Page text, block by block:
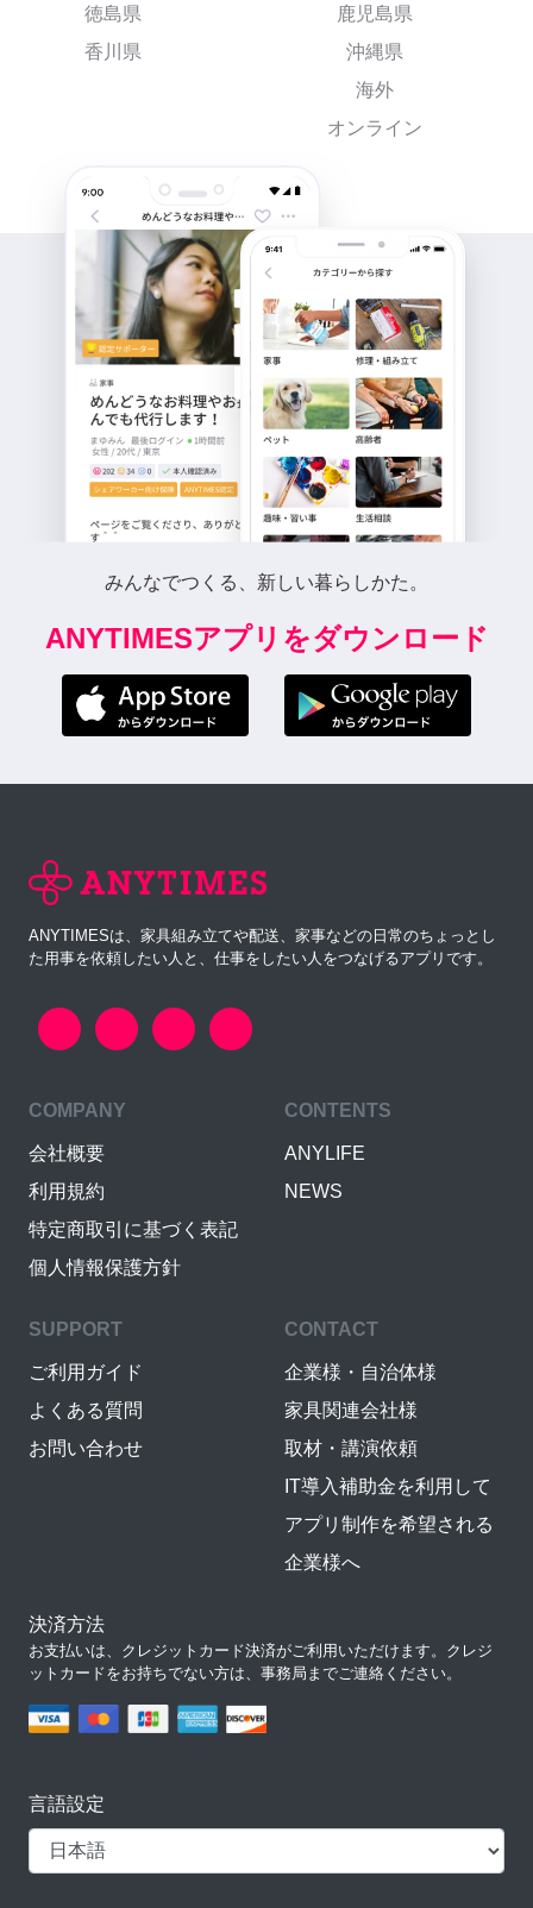
徳島県
香川県
鹿児島県
沖縄県
海外
オンライン
みんなでつくる、新しい暮らしかた。
ANYTIMESアプリをダウンロード
ANYTIMESは、家具組み立てや配送、家事などの日常のちょっとし
た用事を依頼したい人と、仕事をしたい人をつなげるアプリです。
COMPANY
会社概要
利用規約
特定商取引に基づく表記
個人情報保護方針
CONTENTS
ANYLIFE
NEWS
SUPPORT
ご利用ガイド
よくある質問
お問い合わせ
CONTACT
企業様・自治体様
家具関連会社様
取材・講演依頼
IT導入補助金を利用して
アプリ制作を希望される
企業様へ
決済方法
お支払いは、クレジットカード決済がご利用いただけます。クレジ
ットカードをお持ちでない方は、事務局までご連絡ください。
言語設定